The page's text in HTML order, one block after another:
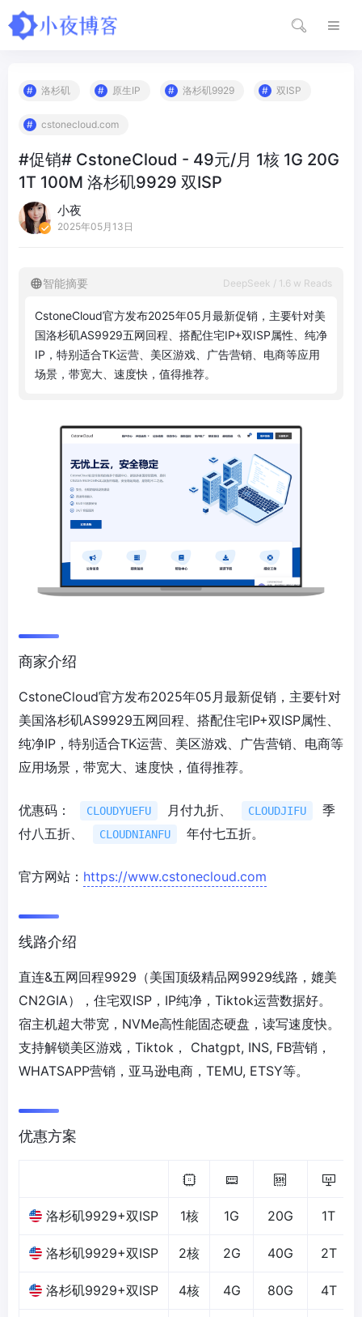
洛杉矶 原生IP 洛杉矶9929 双ISP
cstonecloud.com
#促销# CstoneCloud - 49元/月 1核 1G 20G
1T 100M 洛杉矶9929 双ISP
小夜
2025年05月13日
智能摘要 DeepSeek / 1.6 w Reads
CstoneCloud官方发布2025年05 月最新促销 ， 主要针对美
国洛杉矶AS9929五网回程 搭配住宅IP+双ISP属性 纯净
IP ， 特别适合TK运营 美区游戏 广告营销 电商等应用
场景 ， 带宽大 速度快 ， 值得推荐。
商家介绍
CstoneCloud官方发布2025年05月最新促销，主要针对
美国洛杉矶AS9929五网回程、搭配住宅IP+双ISP属性、
纯净IP，特别适合TK运营、美区游戏、广告营销、电商等
应用场景，带宽大、速度快，值得推荐。
优惠码： CLOUDYUEFU 月付九折、 CLOUDJIFU
季
付八五折、
CLOUDNIANFU 年付七五折。
官方网站： https://www.cstonecloud.com
线路介绍
直连&五网回程9929（美国顶级精品网9929线路，媲美
CN2GIA），住宅双ISP，IP纯净，Tiktok运营数据好。
宿主机超大带宽，NVMe高性能固态硬盘，读写速度快。
支持解锁美区游戏，Tiktok， Chatgpt, INS, FB营销，
WHATSAPP营销，亚马逊电商，TEMU, ETSY等。
优惠方案
洛杉矶9929+双ISP 1核 1G 20G 1T
洛杉矶9929+双ISP 2核 2G 40G 2T
洛杉矶9929+双ISP 4核 4G 80G 4T